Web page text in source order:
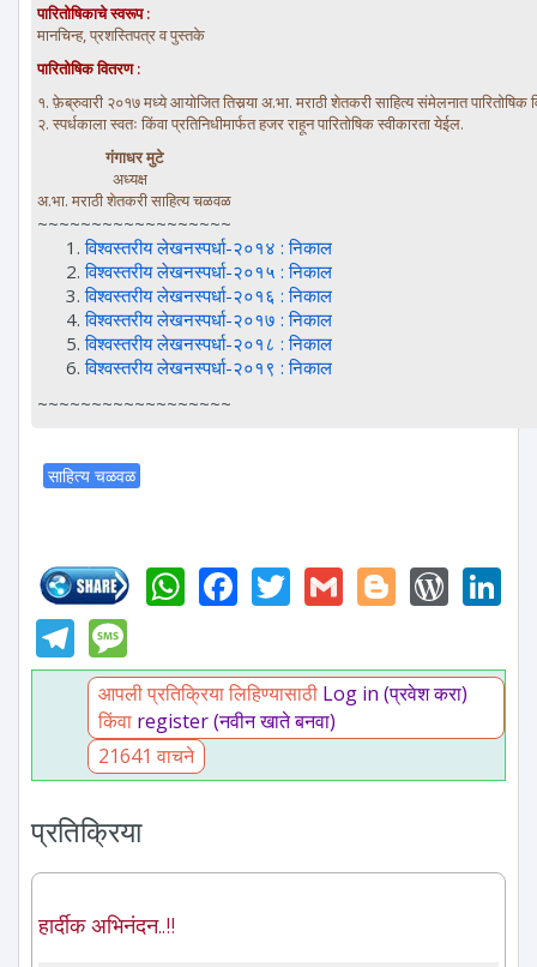
पारितोषिकाचे स्वरूप :
मानचिन्ह, प्रशस्तिपत्र व पुस्तके
पारितोषिक वितरण :
१. फ़ेब्रुवारी २०१७ मध्ये आयोजित तिसर्‍या अ.भा. मराठी शेतकरी साहित्य संमेलनात
२. स्पर्धकाला स्वतः किंवा प्रतिनिधीमार्फत हजर राहून पारितोषिक स्वीकारता येईल.
गंगाधर मुटे
अध्यक्ष
अ.भा. मराठी शेतकरी साहित्य चळवळ
~~~~~~~~~~~~~~~~~~
विश्वस्तरीय लेखनस्पर्धा-२०१४ : निकाल
विश्वस्तरीय लेखनस्पर्धा-२०१५ : निकाल
विश्वस्तरीय लेखनस्पर्धा-२०१६ : निकाल
विश्वस्तरीय लेखनस्पर्धा-२०१७ : निकाल
विश्वस्तरीय लेखनस्पर्धा-२०१८ : निकाल
विश्वस्तरीय लेखनस्पर्धा-२०१९ : निकाल
~~~~~~~~~~~~~~~~~~
साहित्य चळवळ
WhatsApp
Facebook
Twitter
GmailBlogger
Telegram
आपली प्रतिक्रिया लिहिण्यासाठी Log in (प्रवेश करा)
किंवा register (नवीन खाते बनवा)
21641 वाचने
प्रतिक्रिया
हार्दीक अभिनंदन..!!